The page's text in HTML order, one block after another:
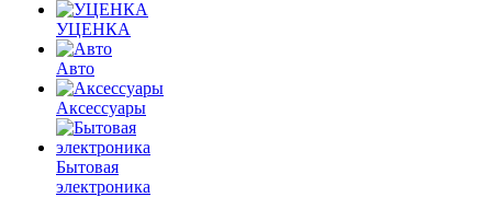
УЦЕНКА
Авто
Аксессуары
Бытовая
электроника